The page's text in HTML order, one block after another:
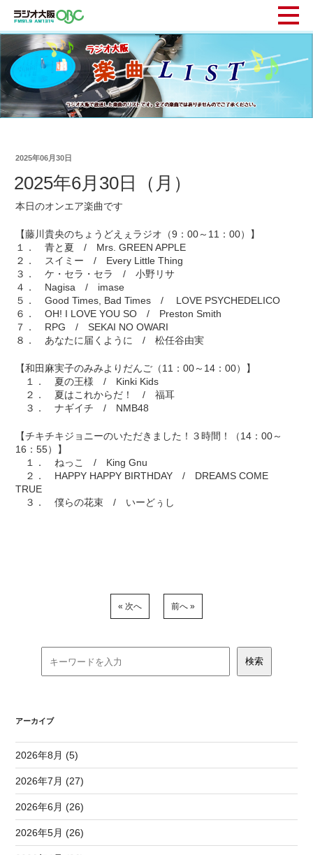
2025年06月30日
2025年6月30日（月）
本日のオンエア楽曲です
【藤川貴央のちょうどえぇラジオ（9：00～11：00）】
１． 青と夏 / Mrs. GREEN APPLE
２． スイミー / Every Little Thing
３． ケ・セラ・セラ / 小野リサ
４． Nagisa / imase
５． Good Times, Bad Times / LOVE PSYCHEDELICO
６． OH! I LOVE YOU SO / Preston Smith
７． RPG / SEKAI NO OWARI
８． あなたに届くように / 松任谷由実
【和田麻実子のみみよりだんご（11：00～14：00）】
１． 夏の王様 / Kinki Kids
２． 夏はこれからだ！ / 福耳
３． ナギイチ / NMB48
【チキチキジョニーのいただきました！３時間！（14：00～
16：55）】
１． ねっこ / King Gnu
２． HAPPY HAPPY BIRTHDAY / DREAMS COME
TRUE
３． 僕らの花束 / いーどぅし
« 次へ 前へ »
アーカイブ
2026年8月 (5)
2026年7月 (27)
2026年6月 (26)
2026年5月 (26)